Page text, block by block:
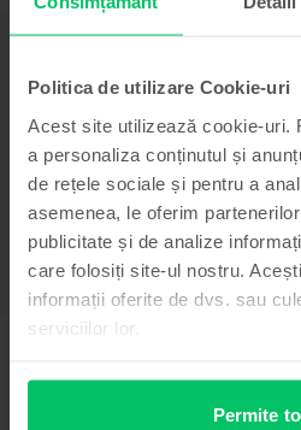
Politica de utilizare Cookie-uri
Acest site utilizează cookie-uri.
a personaliza conținutul și
de rețele sociale și pentru a
asemenea, le oferim
publicitate și de analize
care folosiți site-ul nostru.
informații oferite de dvs. sau
serviciilor lor.
Permite
contrar competitiei care abordeaza
Huawei o reprezinta procesorul Kirin
principala duala. Huawei a optat pentru o
fiind faptul ca au introdus o baterie
Vezi mai mult
Informatii conformitate produs